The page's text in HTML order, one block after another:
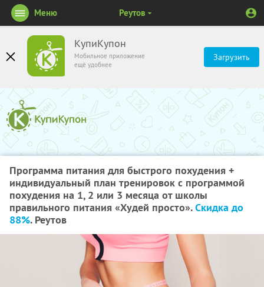
КупиКупон
Мобильное приложение
ещё удобнее
Загрузить
Меню Реутов
Программа питания для быстрого похудения +
индивидуальный план тренировок с программой
похудения на 1, 2 или 3 месяца от школы
правильного питания «Худей просто».Скидка до
88%. Реутов